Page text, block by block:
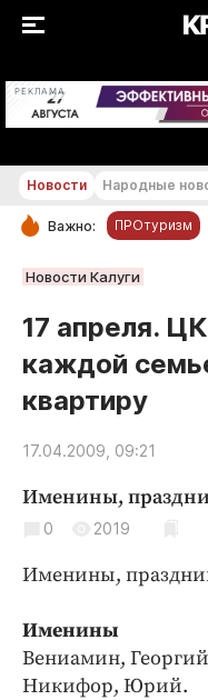
РЕКЛАМА
РУБРИКИ
Новости
Статьи
Народные
Авто и
Криминал
Общество
Погода
Новости Народные
Важно: ПРОтуризм
Новости Калуги
17 апреля.
каждой
квартиру
17.04.2009, 09:21
Именины,
0 2019
Именины,
Именины
Вениамин,
Никифор, Юрий.